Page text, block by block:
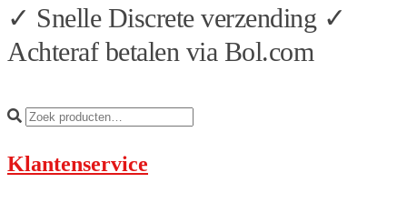
✓ Snelle Discrete verzending ✓
Achteraf betalen via Bol.com
Klantenservice